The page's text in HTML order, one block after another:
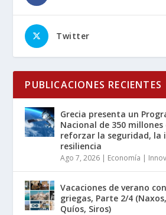
Twitter
PUBLICACIONES RECIENTES
Grecia presenta un
Nacional de 350
reforzar la seguridad, la
resiliencia
Ago 7, 2026 | Economía |
Vacaciones de verano
griegas, Parte 2/4
Quíos, Siros)